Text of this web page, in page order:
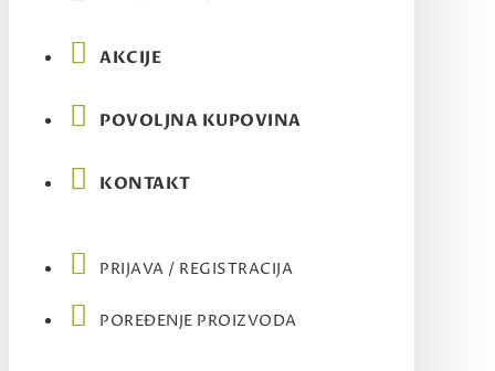
AKCIJE
POVOLJNA KUPOVINA
KONTAKT
PRIJAVA / REGISTRACIJA
POREĐENJE PROIZVODA